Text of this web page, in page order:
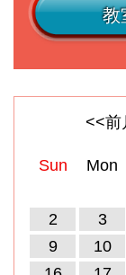
教
<<前
Sun Mon
2
3
9
10